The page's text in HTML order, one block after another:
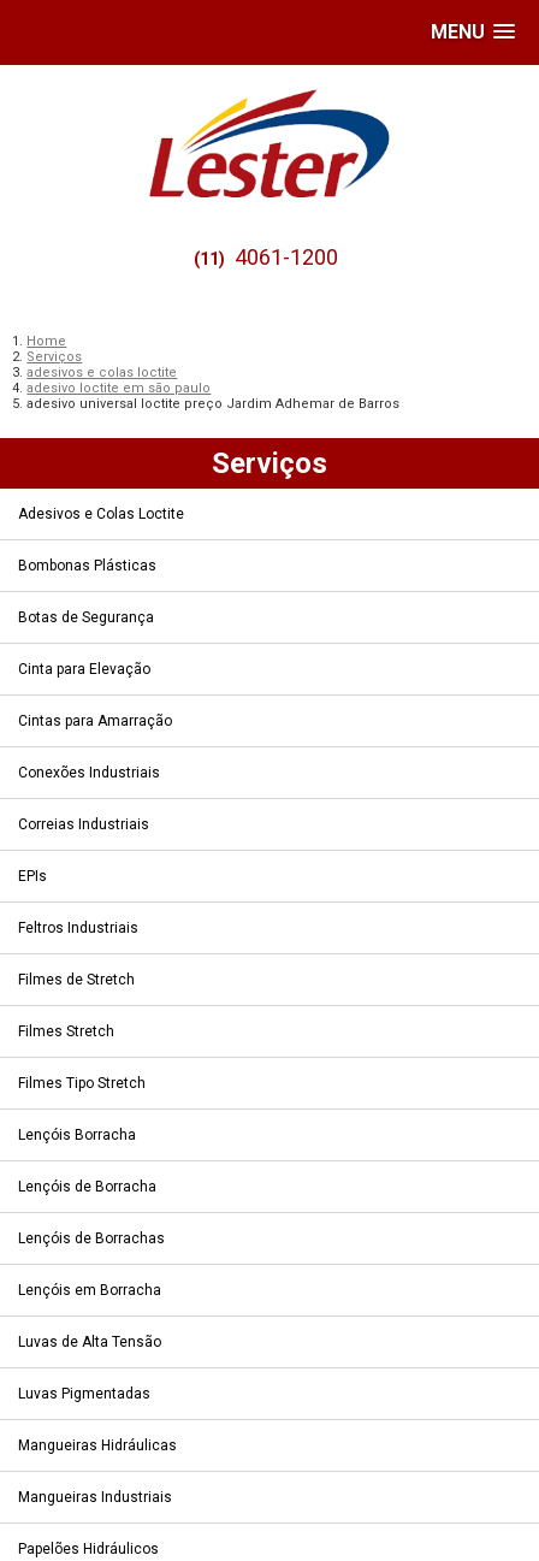
MENU
(11) 4061-1200
Home
Serviços
adesivos e colas loctite
adesivo loctite em são paulo
adesivo universal loctite preço Jardim Adhemar de Barros
Serviços
Adesivos e Colas Loctite
Bombonas Plásticas
Botas de Segurança
Cinta para Elevação
Cintas para Amarração
Conexões Industriais
Correias Industriais
EPIs
Feltros Industriais
Filmes de Stretch
Filmes Stretch
Filmes Tipo Stretch
Lençóis Borracha
Lençóis de Borracha
Lençóis de Borrachas
Lençóis em Borracha
Luvas de Alta Tensão
Luvas Pigmentadas
Mangueiras Hidráulicas
Mangueiras Industriais
Papelões Hidráulicos